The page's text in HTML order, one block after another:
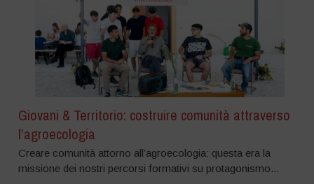
Giovani & Territorio: costruire comunità attraverso
l’agroecologia
Creare comunità attorno all’agroecologia: questa era la
missione dei nostri percorsi formativi su protagonismo...